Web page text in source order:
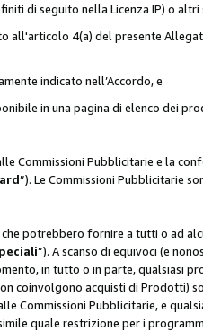
di seguito nella Licenza IP) o
all'articolo 4(a) del presente
indicato nell’Accordo, e
in una pagina di elenco dei
Commissioni Pubblicitarie e la
”). Le Commissioni Pubblicitarie
potrebbero fornire a tutti o ad
”). A scanso di equivoci (e
in tutto o in parte, qualsiasi
coinvolgono acquisti di Prodotti)
Pubblicitarie, e
quale restrizione per i